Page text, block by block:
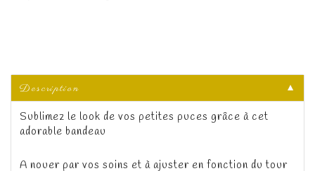
Description
▼
Sublimez le look de vos petites puces grâce à cet
adorable bandeau
A nouer par vos soins et à ajuster en fonction du tour